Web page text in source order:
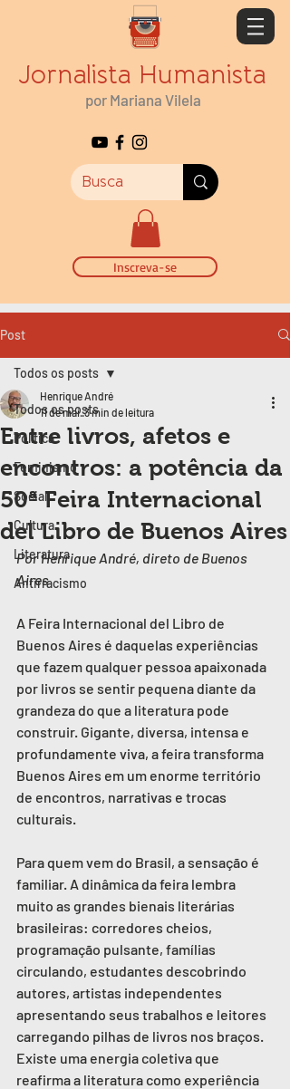
Jornalista Humanista
por Mariana Vilela
Inscreva-se
Post
Todos os posts
Política
Feminismo
Social
Cultura
Literatura
Antirracismo
Todos os posts
Entre livros, afetos e
encontros: a potência da
50ª Feira Internacional
del Libro de Buenos Aires
Henrique André
11 de mai.3 min de leitura
Por Henrique André, direto de Buenos
Aires
A Feira Internacional del Libro de
Buenos Aires é daquelas experiências
que fazem qualquer pessoa apaixonada
por livros se sentir pequena diante da
grandeza do que a literatura pode
construir. Gigante, diversa, intensa e
profundamente viva, a feira transforma
Buenos Aires em um enorme território
de encontros, narrativas e trocas
culturais.
Para quem vem do Brasil, a sensação é
familiar. A dinâmica da feira lembra
muito as grandes bienais literárias
brasileiras: corredores cheios,
programação pulsante, famílias
circulando, estudantes descobrindo
autores, artistas independentes
apresentando seus trabalhos e leitores
carregando pilhas de livros nos braços.
Existe uma energia coletiva que
reafirma a literatura como experiência